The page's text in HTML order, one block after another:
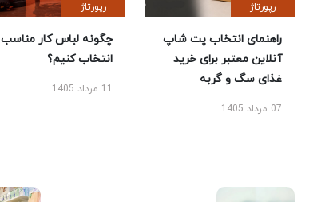
رپورتاژ
راهنمای انتخاب پت شاپ
آنلاین معتبر برای خرید
غذای سگ و گربه
07 مرداد 1405
رپورتاژ
چگونه لباس کار مناسب
انتخاب کنیم؟
11 مرداد 1405